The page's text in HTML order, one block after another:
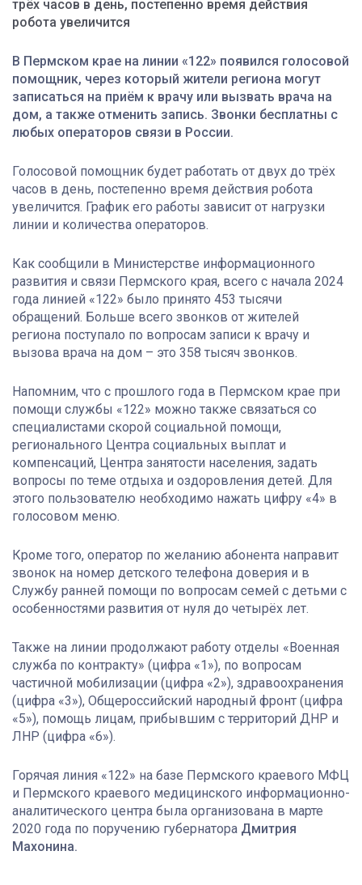
трёх часов в день, постепенно время действия
робота увеличится
В Пермском крае на линии «122» появился голосовой
помощник, через который жители региона могут
записаться на приём к врачу или вызвать врача на
дом, а также отменить запись. Звонки бесплатны с
любых операторов связи в России.
Голосовой помощник будет работать от двух до трёх
часов в день, постепенно время действия робота
увеличится. График его работы зависит от нагрузки
линии и количества операторов.
Как сообщили в Министерстве информационного
развития и связи Пермского края, всего с начала 2024
года линией «122» было принято 453 тысячи
обращений. Больше всего звонков от жителей
региона поступало по вопросам записи к врачу и
вызова врача на дом – это 358 тысяч звонков.
Напомним, что с прошлого года в Пермском крае при
помощи службы «122» можно также связаться со
специалистами скорой социальной помощи,
регионального Центра социальных выплат и
компенсаций, Центра занятости населения, задать
вопросы по теме отдыха и оздоровления детей. Для
этого пользователю необходимо нажать цифру «4» в
голосовом меню.
Кроме того, оператор по желанию абонента направит
звонок на номер детского телефона доверия и в
Службу ранней помощи по вопросам семей с детьми с
особенностями развития от нуля до четырёх лет.
Также на линии продолжают работу отделы «Военная
служба по контракту» (цифра «1»), по вопросам
частичной мобилизации (цифра «2»), здравоохранения
(цифра «3»), Общероссийский народный фронт (цифра
«5»), помощь лицам, прибывшим с территорий ДНР и
ЛНР (цифра «6»).
Горячая линия «122» на базе Пермского краевого МФЦ
и Пермского краевого медицинского информационно-
аналитического центра была организована в марте
2020 года по поручению губернатора Дмитрия
Махонина.